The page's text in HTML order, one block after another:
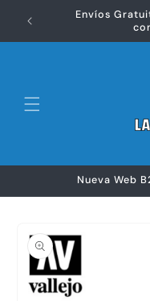
directamenteEnvíos
Nueva Web
a la
información
del producto